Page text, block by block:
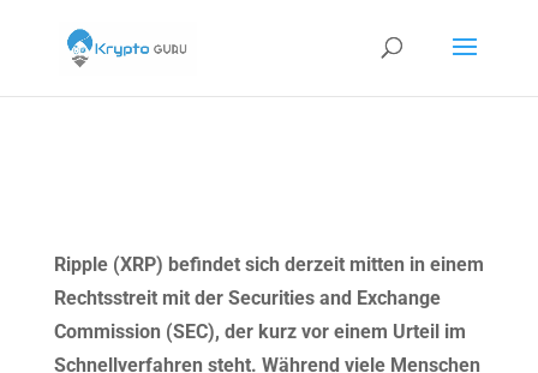
Ripple (XRP) befindet sich derzeit mitten in einem
Rechtsstreit mit der Securities and Exchange
Commission (SEC), der kurz vor einem Urteil im
Schnellverfahren steht. Während viele Menschen